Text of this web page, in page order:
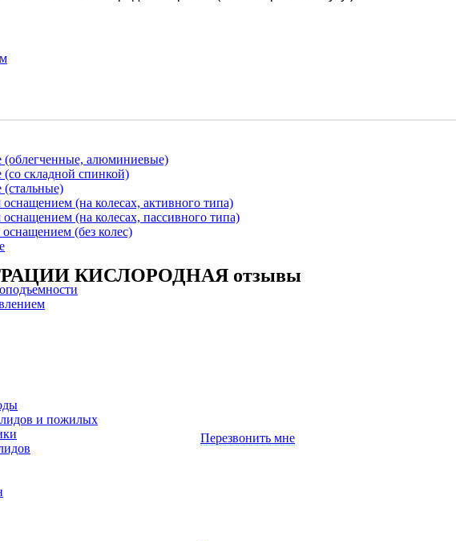
(облегченные, алюминиевые)
складной спинкой)
(стальные)
(на колесах, активного типа)
(на колесах, пассивного типа)
(без колес)
и пожилых
КИСЛОРОДНАЯ отзывы
Перезвонить мне